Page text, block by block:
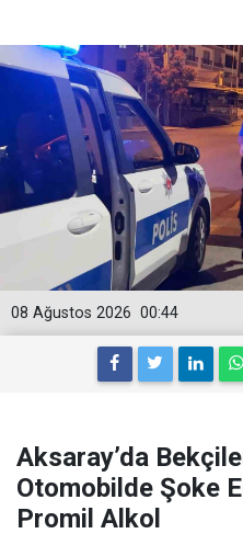
00:44
08 Ağustos 2026
Aksaray’da
Otomobilde Şoke
Promil Alkol